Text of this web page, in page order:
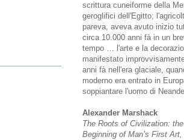
scrittura cuneiforme della
geroglifici dell'Egitto;
pareva, aveva avuto inizio
circa 10.000 anni fà in un
tempo … l'arte e la
manifestato
anni fà nell'era glaciale,
moderno era entrato in
soppiantare l'uomo di
Alexander Marshack
The Roots of Civilization:
Beginning of Man’s First